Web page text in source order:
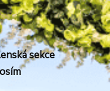
sekce